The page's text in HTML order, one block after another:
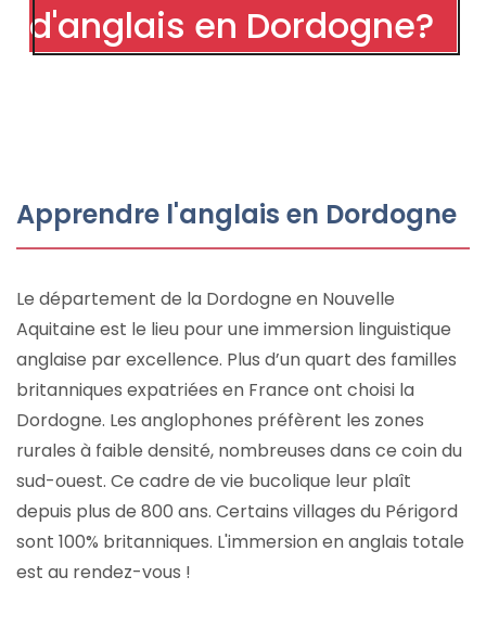
d'anglais en Dordogne?
Apprendre l'anglais en Dordogne
Le département de la Dordogne en Nouvelle
Aquitaine est le lieu pour une immersion linguistique
anglaise par excellence. Plus d’un quart des familles
britanniques expatriées en France ont choisi la
Dordogne. Les anglophones préfèrent les zones
rurales à faible densité, nombreuses dans ce coin du
sud-ouest. Ce cadre de vie bucolique leur plaît
depuis plus de 800 ans. Certains villages du Périgord
sont 100% britanniques. L'immersion en anglais totale
est au rendez-vous !